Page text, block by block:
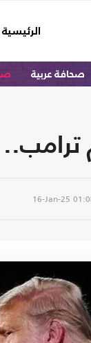
الرئيسية
(current)
صحافة عربية
16-Jan-25